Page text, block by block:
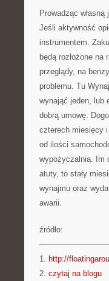
Prowadząc
Jeśli aktywność
instrumentem.
będą rozłożone
przeglądy, na
problemu. Tu
wynająć jeden, lub
dobrą umowę.
czterech miesięcy
od ilości
wypożyczalnia. Im
atuty, to stały
wynajmu oraz
awarii.
źródło:
1. http://
2. czytaj na blogu